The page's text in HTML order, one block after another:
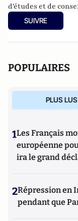
d'études et de
SUIVRE
POPULAIRES
PLUS LUS
1Les Français
européenne
ira le grand
2Répression en
pendant que